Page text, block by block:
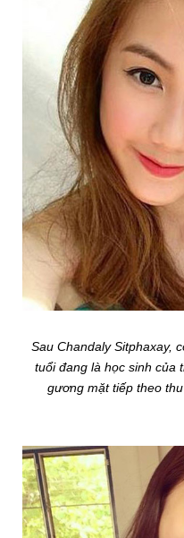
Sau Chandaly Sitphaxay,
tuổi đang là học sinh của
gương mặt tiếp theo